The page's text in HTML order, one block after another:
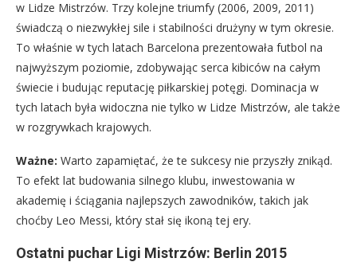
w Lidze Mistrzów. Trzy kolejne triumfy (2006, 2009, 2011)
świadczą o niezwykłej sile i stabilności drużyny w tym okresie.
To właśnie w tych latach Barcelona prezentowała futbol na
najwyższym poziomie, zdobywając serca kibiców na całym
świecie i budując reputację piłkarskiej potęgi. Dominacja w
tych latach była widoczna nie tylko w Lidze Mistrzów, ale także
w rozgrywkach krajowych.
Ważne: Warto zapamiętać, że te sukcesy nie przyszły znikąd.
To efekt lat budowania silnego klubu, inwestowania w
akademię i ściągania najlepszych zawodników, takich jak
choćby Leo Messi, który stał się ikoną tej ery.
Ostatni puchar Ligi Mistrzów: Berlin 2015